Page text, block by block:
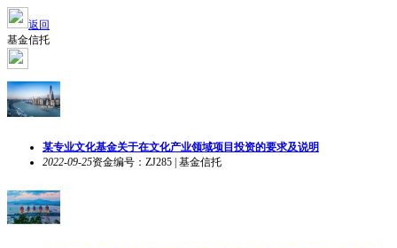
返回
基金信托
某专业文化基金关于在文化产业领域项目投资的要求及说明
2022-09-25资金编号：ZJ285 | 基金信托